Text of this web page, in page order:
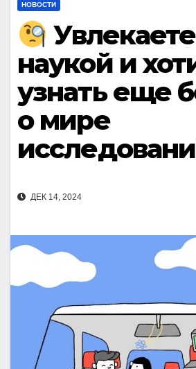
НОВОСТИ
наукой и
узнать еще
о мире
ДЕК 14, 2024